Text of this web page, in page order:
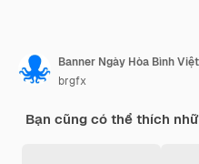
Banner Ngày Hòa Bình
brgfx
Bạn cũng có thể thích